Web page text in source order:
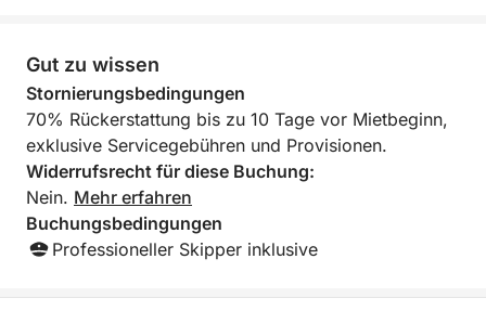
Gut zu wissen
Stornierungsbedingungen
70% Rückerstattung bis zu 10 Tage vor Mietbeginn,
exklusive Servicegebühren und Provisionen.
Widerrufsrecht für diese Buchung:
Nein. Mehr erfahren
Buchungsbedingungen
Professioneller Skipper inklusive